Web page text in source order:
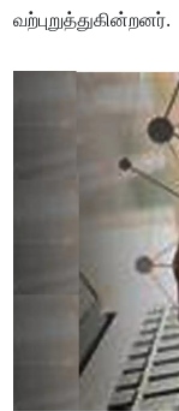
வற்புறுத்துகின்றனர்.